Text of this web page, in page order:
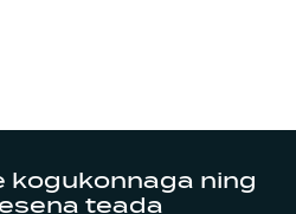
kogukonnaga ning
teada